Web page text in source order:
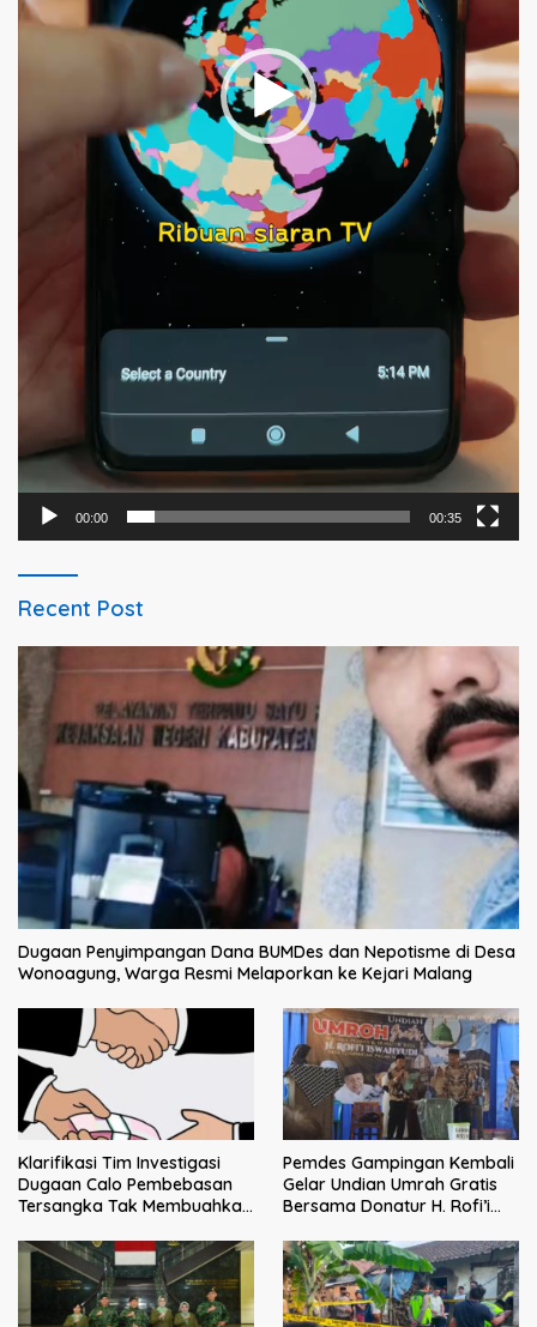
00:00 00:35
Recent Post
Dugaan Penyimpangan Dana BUMDes dan Nepotisme di Desa
Wonoagung, Warga Resmi Melaporkan ke Kejari Malang
Klarifikasi Tim Investigasi
Dugaan Calo Pembebasan
Tersangka Tak Membuahkan
Pemdes Gampingan Kembali
Gelar Undian Umrah Gratis
Bersama Donatur H. Rofi’i
bagi Pejuang Sosial